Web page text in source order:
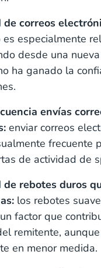
de correos
es especialmente
desde una
ha ganado la
envías
enviar correos
frecuente
de actividad de
de rebotes duros
los rebotes
factor que
remitente, aunque
en menor medida.